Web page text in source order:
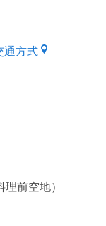
通方式
前空地）